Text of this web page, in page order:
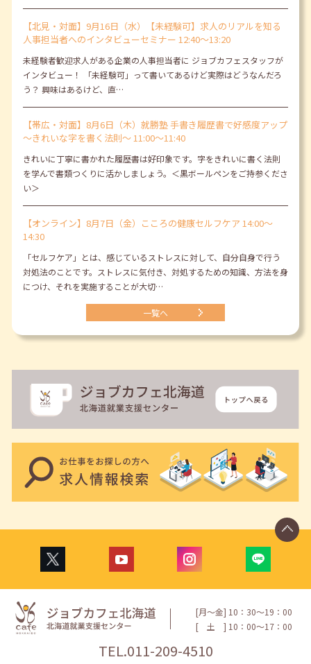
【北見・対面】9月16日（水）【未経験可】求人のリアルを知る
人事担当者へのインタビューセミナー 12:40～13:20
未経験者歓迎求人がある企業の人事担当者に ジョブカフェスタッフが
インタビュー！ 「未経験可」って書いてあるけど実際はどうなんだろ
う？ 興味はあるけど、直…
【帯広・対面】8月6日（木）就勝塾 手書き履歴書で好感度アップ
～きれいな字を書く法則～ 11:00～11:40
きれいに丁寧に書かれた履歴書は好印象です。字をきれいに書く法則
を学んで書類つくりに活かしましょう。＜黒ボールペンをご持参くださ
い＞
【オンライン】8月7日（金）こころの健康セルフケア 14:00～
14:30
「セルフケア」とは、感じているストレスに対して、自分自身で行う
対処法のことです。ストレスに気付き、対処するための知識、方法を身
につけ、それを実施することが大切…
一覧へ
[月〜金] 10：30〜19：00
[
土 ] 10：00〜17：00
TEL.011-209-4510